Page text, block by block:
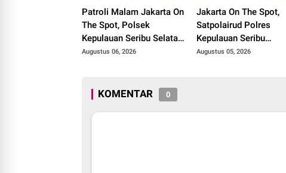
Patroli Malam Jakarta On
The Spot, Polsek
Kepulauan Seribu Selatan
Perkuat Kedekatan
Polisi 110
Augustus 06, 2026
Jakarta On The Spot,
Satpolairud Polres
Kepulauan Seribu
Sosialisasikan Layanan
Augustus 05, 2026
KOMENTAR 0